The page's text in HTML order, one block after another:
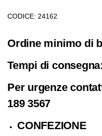
CODICE: 24162
Ordine minimo di
Tempi di
Per urgenze
189 3567
CONFEZIONE